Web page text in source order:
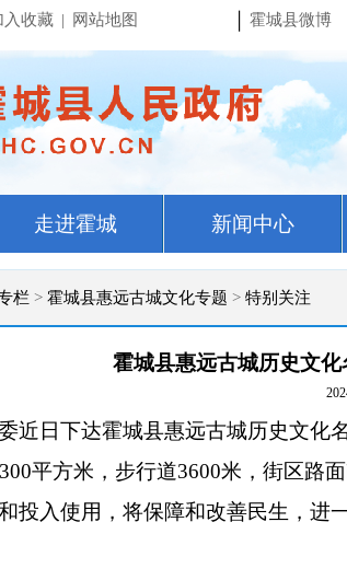
入收藏 | 网站地图 霍城县微博
走进霍城 新闻中心
栏 > 霍城县惠远古城文化专题 > 特别关注
霍城县惠远古城历史文
近日下达霍城县惠远古城历史文化
平方米，步行道3600米，街区路
投入使用，将保障和改善民生，进